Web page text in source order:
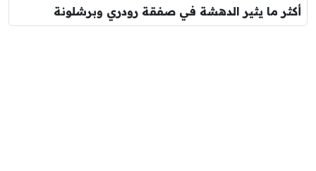
أكثر ما يثير الدهشة في صفقة رودري وبرشلونة